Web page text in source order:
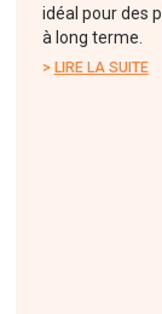
idéal pour des
à long terme.
LIRE LA SUITE